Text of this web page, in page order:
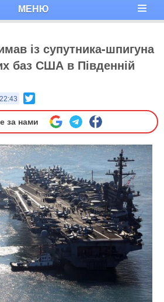
МЕНЮ
із супутника-шпигуна
баз США в Південній
за нами